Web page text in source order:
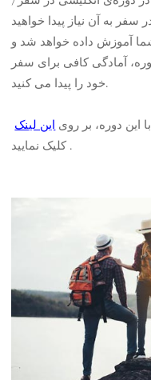
به آن نیاز پیدا خواهید
آموزش داده خواهد شد و
آمادگی کافی برای سفر
خود را پیدا می کنید.
این دوره، بر روی
این لینک
کلیک نمایید.